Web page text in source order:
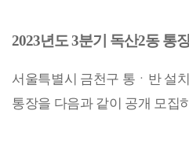
2023년도 3분기 독산2동 통
서울특별시 금천구 통ㆍ반 설
통장을 다음과 같이 공개 모집